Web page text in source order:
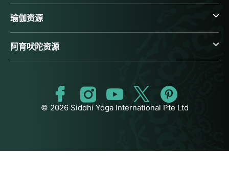
瑜伽资源
阿育吠陀资源
© 2026 Siddhi Yoga International Pte Ltd